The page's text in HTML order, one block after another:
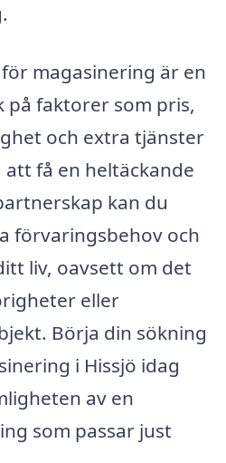
magasinering är en
på faktorer som pris,
och extra tjänster
få en heltäckande
kan du
förvaringsbehov och
liv, oavsett om det
eller
Börja din sökning
i Hissjö idag
av en
som passar just